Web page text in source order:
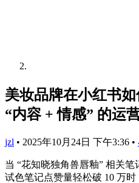
美妆品牌在小红书
“内容 + 情感” 的运
jzl • 2025年10月24日 下午3:36 •
当 “花知晓独角兽唇釉” 相关
试色笔记点赞量轻松破 10 万